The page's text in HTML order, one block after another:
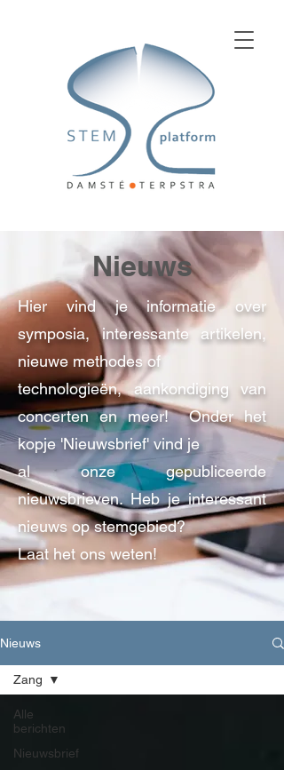
Nieuws
Hier vind je informatie over
symposia, interessante artikelen,
nieuwe methodes of
technologieën, aankondiging van
concerten en meer!Onder het
kopje 'Nieuwsbrief' vind je
al onze gepubliceerde
nieuwsbrieven. Hebje interessant
nieuws op stemgebied?
Laat het ons weten!
Nieuws
Alle
berichten
Nieuwsbrief
Zang